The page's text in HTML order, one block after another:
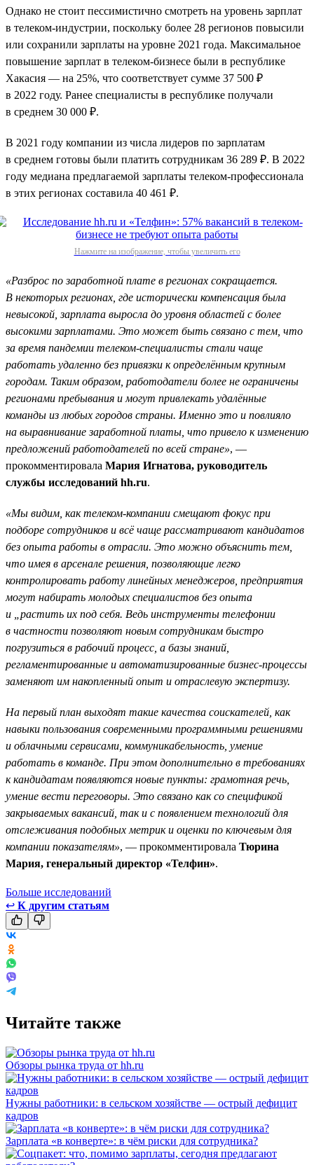
Однако не стоит пессимистично смотреть на уровень зарплат
в телеком-индустрии, поскольку более 28 регионов повысили
или сохранили зарплаты на уровне 2021 года. Максимальное
повышение зарплат в телеком-бизнесе были в республике
Хакасия — на 25%, что соответствует сумме 37 500 ₽
в 2022 году. Ранее специалисты в республике получали
в среднем 30 000 ₽.
В 2021 году компании из числа лидеров по зарплатам
в среднем готовы были платить сотрудникам 36 289 ₽. В 2022
году медиана предлагаемой зарплаты телеком-профессионала
в этих регионах составила 40 461 ₽.
Нажмите на изображение, чтобы увеличить его
«Разброс по заработной плате в регионах сокращается.
В некоторых регионах, где исторически компенсация была
невысокой, зарплата выросла до уровня областей с более
высокими зарплатами. Это может быть связано с тем, что
за время пандемии телеком-специалисты стали чаще
работать удаленно без привязки к определённым крупным
городам. Таким образом, работодатели более не ограничены
регионами пребывания и могут привлекать удалённые
команды из любых городов страны. Именно это и повлияло
на выравнивание заработной платы, что привело к изменению
предложений работодателей по всей стране», —
прокомментировала Мария Игнатова, руководитель
службы исследований hh.ru.
«Мы видим, как телеком-компании смещают фокус при
подборе сотрудников и всё чаще рассматривают кандидатов
без опыта работы в отрасли. Это можно объяснить тем,
что имея в арсенале решения, позволяющие легко
контролировать работу линейных менеджеров, предприятия
могут набирать молодых специалистов без опыта
и „растить их под себя. Ведь инструменты телефонии
в частности позволяют новым сотрудникам быстро
погрузиться в рабочий процесс, а базы знаний,
регламентированные и автоматизированные бизнес-процессы
заменяют им накопленный опыт и отраслевую экспертизу.
На первый план выходят такие качества соискателей, как
навыки пользования современными программными решениями
и облачными сервисами, коммуникабельность, умение
работать в команде. При этом дополнительно в требованиях
к кандидатам появляются новые пункты: грамотная речь,
умение вести переговоры. Это связано как со спецификой
закрываемых вакансий, так и с появлением технологий для
отслеживания подобных метрик и оценки по ключевым для
компании показателям», — прокомментировала Тюрина
Мария, генеральный директор «Телфин».
Больше исследований
↩ К другим статьям
Читайте также
Обзоры рынка труда от hh.ru
Нужны работники: в сельском хозяйстве — острый дефицит
кадров
Зарплата «в конверте»: в чём риски для сотрудника?